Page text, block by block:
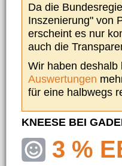
Da die
Inszenierung" von
erscheint es nur
auch die
Wir haben deshalb
Auswertungen
für eine halbwegs
KNEESE BEI
3 %